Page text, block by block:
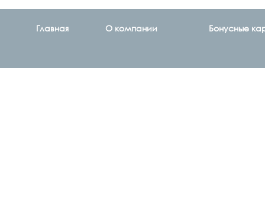
Главная О компании Бонусные